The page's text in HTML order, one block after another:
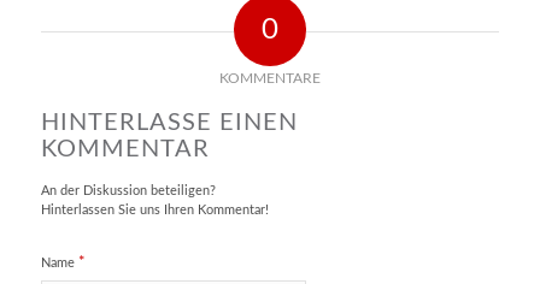
0
KOMMENTARE
HINTERLASSE EINEN
KOMMENTAR
An der Diskussion beteiligen?
Hinterlassen Sie uns Ihren Kommentar!
Name *